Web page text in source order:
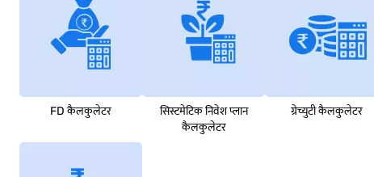
FD कैलकुलेटर
सिस्टमेटिक निवेश प्लान
कैलकुलेटर
ग्रेच्युटी कैलकुलेटर